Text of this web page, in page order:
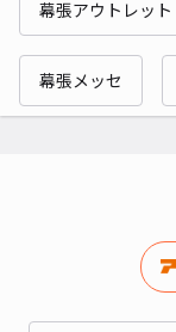
幕張アウトレット
幕張メッセ